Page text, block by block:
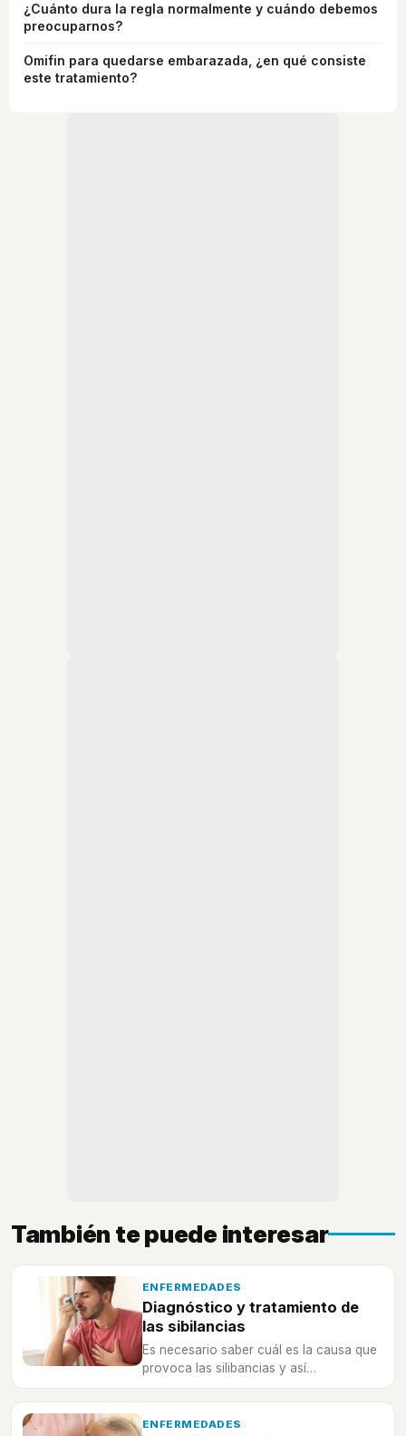
¿Cuánto dura la regla normalmente y cuándo debemos
preocuparnos?
Omifin para quedarse embarazada, ¿en qué consiste
este tratamiento?
También te puede interesar
ENFERMEDADES
Diagnóstico y tratamiento de
las sibilancias
Es necesario saber cuál es la causa que
provoca las silibancias y así
ENFERMEDADES